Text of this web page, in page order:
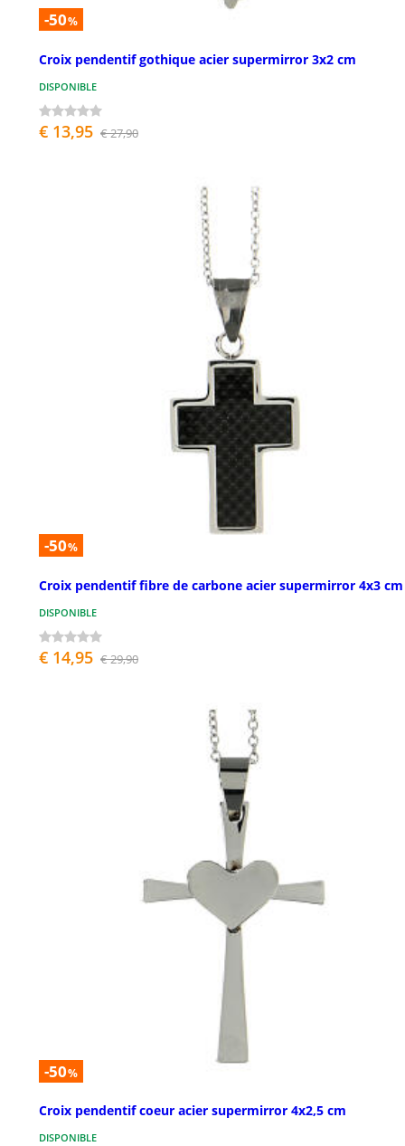
-50%
Croix pendentif gothique acier supermirror 3x2 cm
DISPONIBLE
€ 13,95 € 27,90
-50%
Croix pendentif fibre de carbone acier supermirror 4x3 cm
DISPONIBLE
€ 14,95 € 29,90
-50%
Croix pendentif coeur acier supermirror 4x2,5 cm
DISPONIBLE